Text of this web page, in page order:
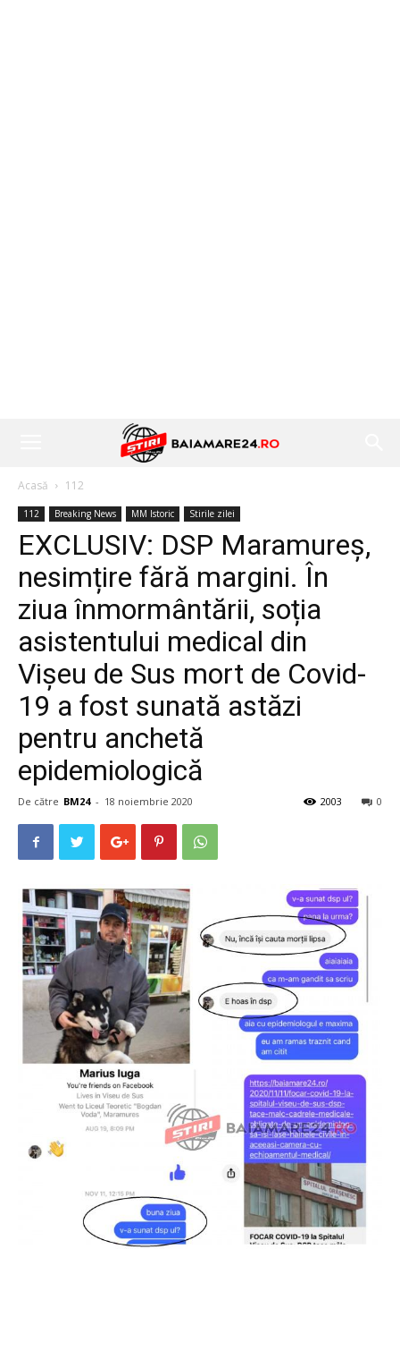
Acasă 112
112 Breaking News MM Istoric Stirile zilei
EXCLUSIV: DSP Maramureș,
nesimțire fără margini. În
ziua înmormântării, soția
asistentului medical din
Vișeu de Sus mort de Covid-
19 a fost sunată astăzi
pentru anchetă
epidemiologică
De către BM24 - 18 noiembrie 2020 0
2003